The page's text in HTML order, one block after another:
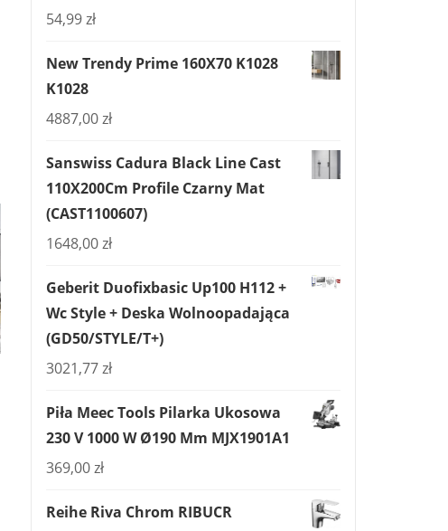
54,99zł
New Trendy Prime 160X70 K1028
K1028
4887,00zł
Sanswiss Cadura Black Line Cast
110X200Cm Profile Czarny Mat
(CAST1100607)
1648,00zł
Geberit Duofixbasic Up100 H112 +
Wc Style + Deska Wolnoopadająca
(GD50/STYLE/T+)
3021,77zł
Piła Meec Tools Pilarka Ukosowa
230 V 1000 W Ø190 Mm MJX1901A1
369,00zł
Reihe Riva Chrom RIBUCR